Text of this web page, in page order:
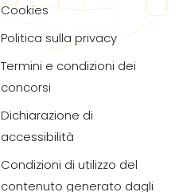
Cookies
Politica sulla privacy
Termini e condizioni dei
concorsi
Dichiarazione di
accessibilità
Condizioni di utilizzo del
contenuto generato dagli